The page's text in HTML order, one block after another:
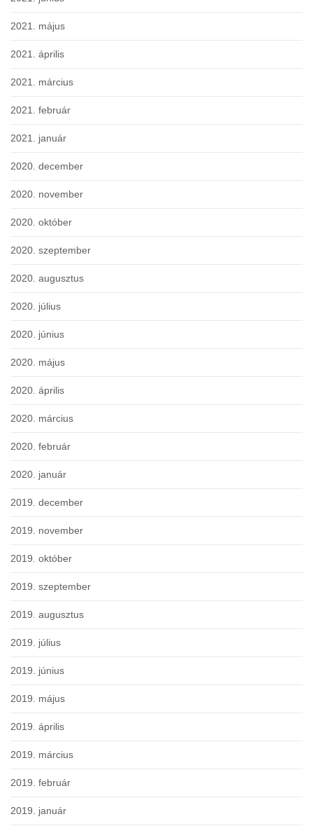
2021. május
2021. április
2021. március
2021. február
2021. január
2020. december
2020. november
2020. október
2020. szeptember
2020. augusztus
2020. július
2020. június
2020. május
2020. április
2020. március
2020. február
2020. január
2019. december
2019. november
2019. október
2019. szeptember
2019. augusztus
2019. július
2019. június
2019. május
2019. április
2019. március
2019. február
2019. január